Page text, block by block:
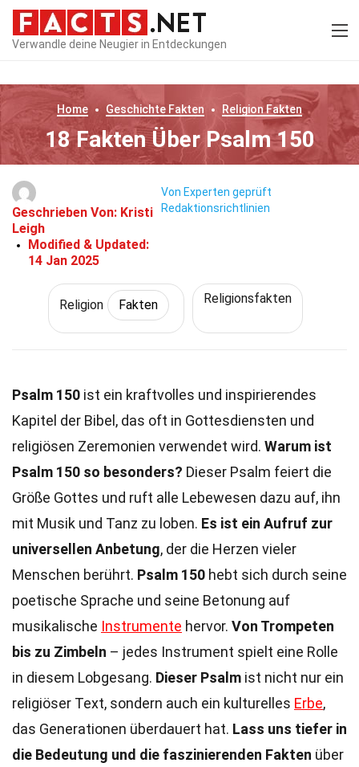
Verwandle deine Neugier in Entdeckungen
Home Geschichte Fakten ReligionFakten
18 Fakten Über Psalm 150
Geschrieben Von: Kristi
Leigh
Modified & Updated:
14 Jan 2025
Von Experten geprüft
Redaktionsrichtlinien
Religion Fakten Religionsfakten
Psalm 150 ist ein kraftvolles und inspirierendes
Kapitel der Bibel, das oft in Gottesdiensten und
religiösen Zeremonien verwendet wird. Warum ist
Psalm 150 so besonders? Dieser Psalm feiert die
Größe Gottes und ruft alle Lebewesen dazu auf, ihn
mit Musik und Tanz zu loben. Es ist ein Aufruf zur
universellen Anbetung, der die Herzen vieler
Menschen berührt. Psalm 150 hebt sich durch seine
poetische Sprache und seine Betonung auf
musikalische Instrumente hervor. Von Trompeten
bis zu Zimbeln – jedes Instrument spielt eine Rolle
in diesem Lobgesang. Dieser Psalm ist nicht nur ein
religiöser Text, sondern auch ein kulturelles Erbe,
das Generationen überdauert hat. Lass uns tiefer in
die Bedeutung und die faszinierenden Fakten über